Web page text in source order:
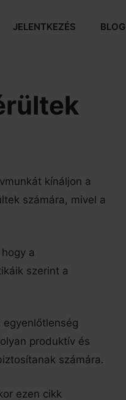
JELENTKEZÉS BLOG
kínáljon a
számára, mivel a
a
szerint a
produktív és
számára.
ezen cikk